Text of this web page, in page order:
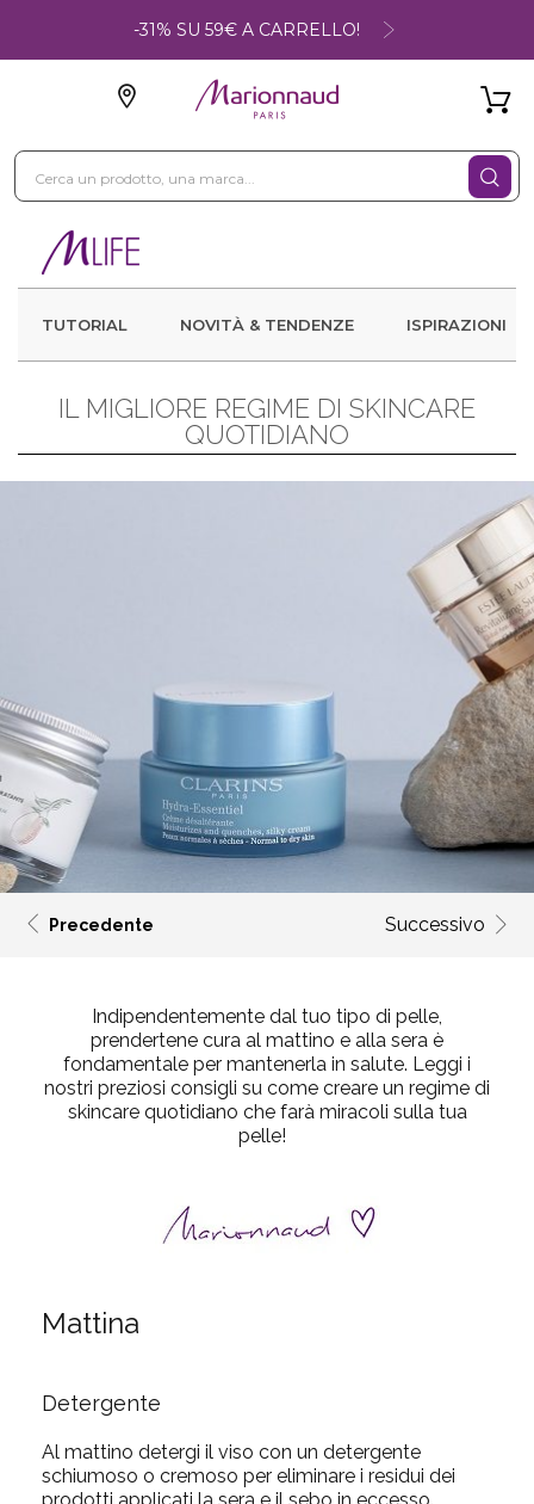
-31% SU 59€ A CARRELLO!
TUTORIAL NOVITÀ & TENDENZE ISPIRAZIONI
IL MIGLIORE REGIME DI SKINCARE
QUOTIDIANO
Precedente Successivo
Indipendentemente dal tuo tipo di pelle,
prendertene cura al mattino e alla sera è
fondamentale per mantenerla in salute. Leggi i
nostri preziosi consigli su come creare un regime di
skincare quotidiano che farà miracoli sulla tua
pelle!
Mattina
Detergente
Al mattino detergi il viso con un detergente
schiumoso o cremoso per eliminare i residui dei